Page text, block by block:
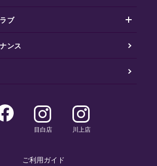
ブ
ンス
目白店 川上店
ご利用ガイド